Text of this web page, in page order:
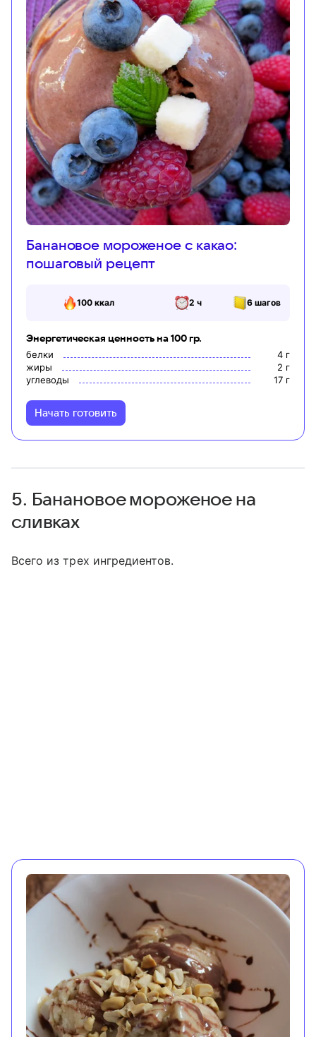
Банановое мороженое с какао:
пошаговый рецепт
100ккал 2 ч 6 шагов
Энергетическая ценность на 100 гр.
белки 4 г
жиры
2 г
углеводы
17 г
Начать готовить
5. Банановое мороженое на
сливках
Всего из трех ингредиентов.